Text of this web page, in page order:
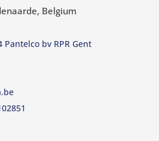
Belgium
Pantelco bv RPR Gent